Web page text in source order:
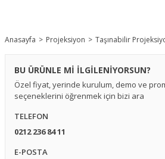
Anasayfa Projeksiyon Taşınabilir
BU ÜRÜNLE Mİ İLGİLENİYORSUN?
Özel fiyat, yerinde kurulum, demo ve
seçeneklerini öğrenmek için bizi ara
TELEFON
0212 236 84 11
E-POSTA